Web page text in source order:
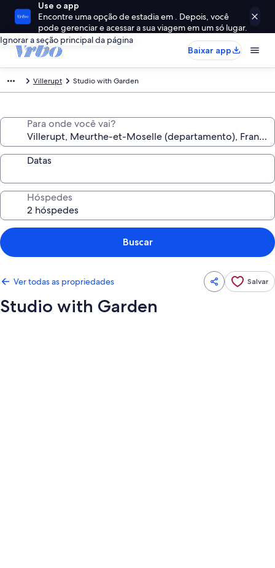
Use o app
Encontre uma opção de estadia em . Depois, você
pode gerenciar e acessar a sua viagem em um só lugar.
Ignorar a seção principal da página
Baixar app
Villerupt Studio with Garden
Para onde você vai?
Datas
Hóspedes
Buscar
Ver todas as propriedades Salvar
Studio with Garden